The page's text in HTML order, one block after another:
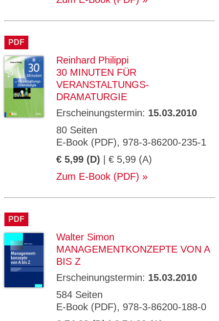
PDF
Reinhard Philippi
30 MINUTEN FÜR
VERANSTALTUNGS-
DRAMATURGIE
Erscheinungstermin: 15.03.2010
80 Seiten
E-Book (PDF), 978-3-86200-235-1
€ 5,99 (D) | € 5,99 (A)
Zum E-Book (PDF)
PDF
Walter Simon
MANAGEMENTKONZEPTE VON A
BIS Z
Erscheinungstermin: 15.03.2010
584 Seiten
E-Book (PDF), 978-3-86200-188-0